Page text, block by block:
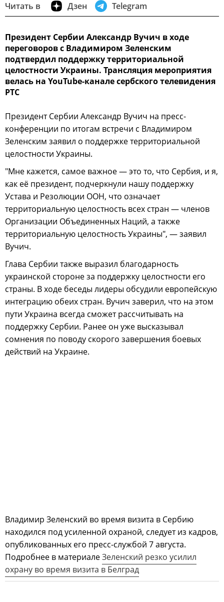
Читать в Дзен Telegram
Президент Сербии Александр Вучич в ходе
переговоров с Владимиром Зеленским
подтвердил поддержку территориальной
целостности Украины. Трансляция мероприятия
велась на YouTube-канале сербского телевидения
РТС
Президент Сербии Александр Вучич на пресс-
конференции по итогам встречи с Владимиром
Зеленским заявил о поддержке территориальной
целостности Украины.
"Мне кажется, самое важное — это то, что Сербия, и я,
как её президент, подчеркнули нашу поддержку
Устава и Резолюции ООН, что означает
территориальную целостность всех стран — членов
Организации Объединенных Наций, а также
территориальную целостность Украины", — заявил
Вучич.
Глава Сербии также выразил благодарность
украинской стороне за поддержку целостности его
страны. В ходе беседы лидеры обсудили европейскую
интеграцию обеих стран. Вучич заверил, что на этом
пути Украина всегда сможет рассчитывать на
поддержку Сербии. Ранее он уже высказывал
сомнения по поводу скорого завершения боевых
действий на Украине.
Владимир Зеленский во время визита в Сербию
находился под усиленной охраной, следует из кадров,
опубликованных его пресс-службой 7 августа.
Подробнее в материалеЗеленский резко усилил
охрану во время визита в Белград